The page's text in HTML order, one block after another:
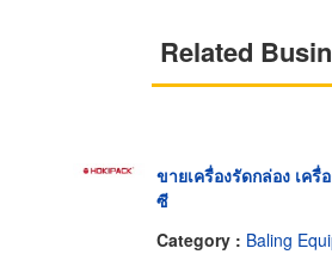
Related
ขายเครื่องรัดกล่อง เครื่
ซี
Category : Baling